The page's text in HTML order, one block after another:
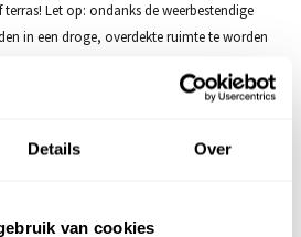
Details Over
van cookies
Let op: ondanks de weerbestendige
in een droge, overdekte ruimte te worden